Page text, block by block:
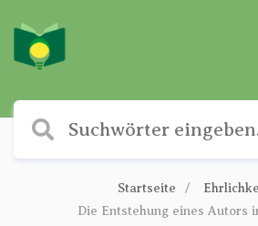
Startseite
Die Entstehung eines Autors